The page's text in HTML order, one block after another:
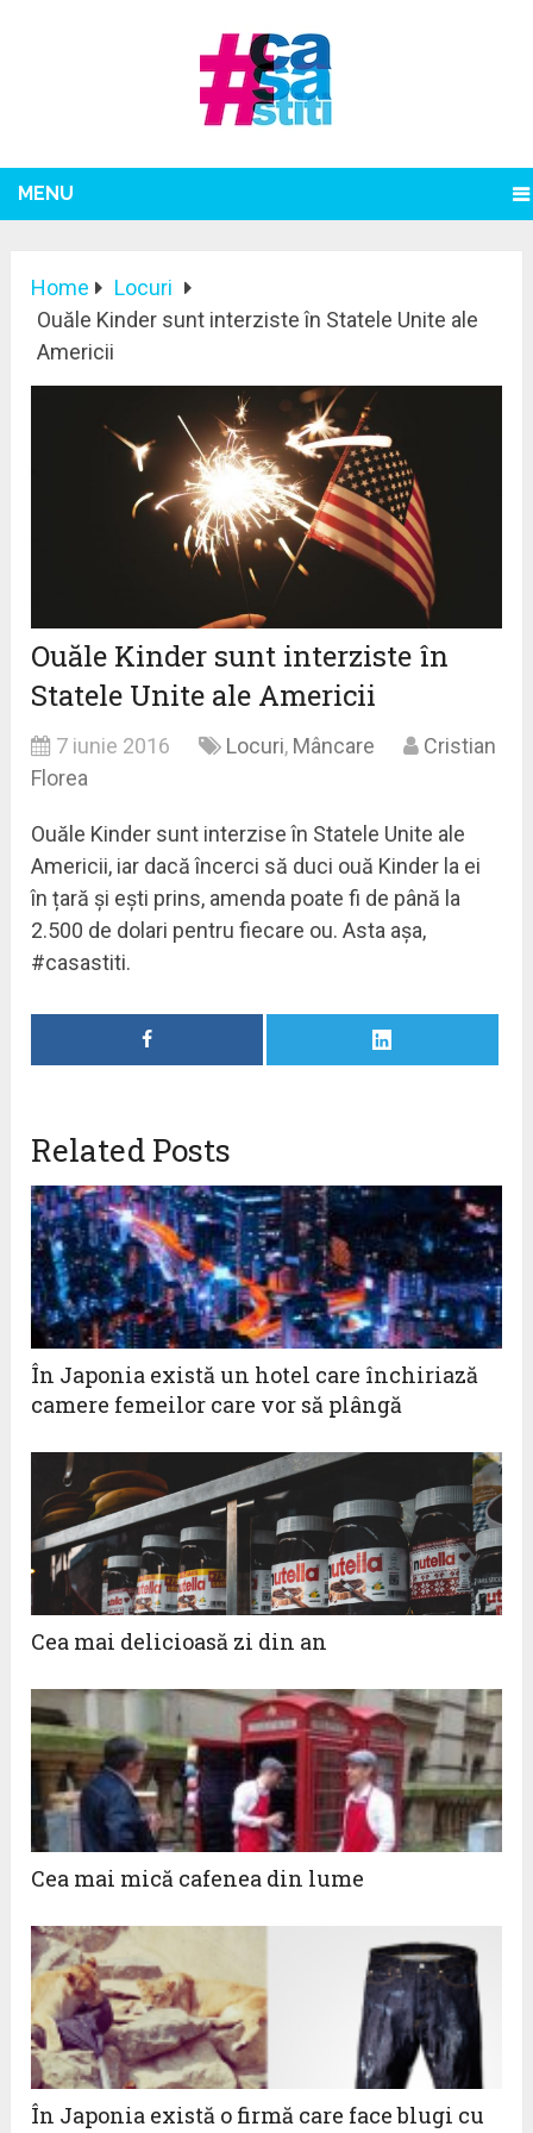
MENU
Home
Locuri
Ouăle Kinder sunt interziste în Statele Unite ale
Americii
Ouăle Kinder sunt interziste în
Statele Unite ale Americii
7 iunie 2016 Locuri, Mâncare
Cristian
Florea
Ouăle Kinder sunt interzise în Statele Unite ale
Americii, iar dacă încerci să duci ouă Kinder la ei
în țară și ești prins, amenda poate fi de până la
2.500 de dolari pentru fiecare ou. Asta așa,
#casastiti.
Related Posts
În Japonia există un hotel care închiriază
camere femeilor care vor să plângă
Cea mai delicioasă zi din an
Cea mai mică cafenea din lume
În Japonia există o firmă care face blugi cu